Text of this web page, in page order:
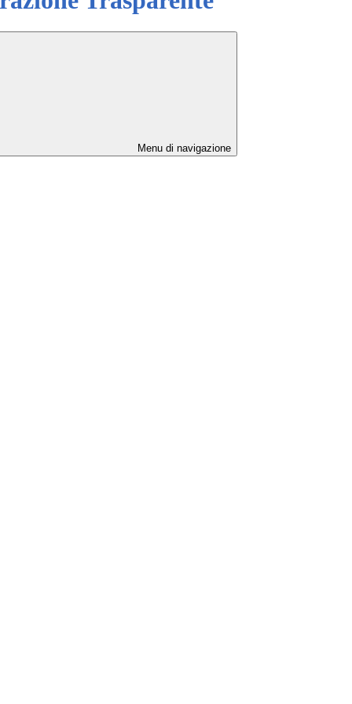
Menu di navigazione